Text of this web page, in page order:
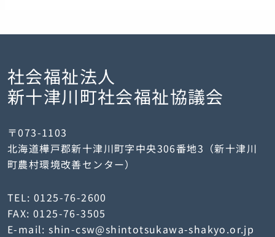
社会福祉法人
新十津川町社会福祉協議会
〒073-1103
北海道樺戸郡新十津川町字中央306番地3（新十津川
町農村環境改善センター）
TEL: 0125-76-2600
FAX: 0125-76-3505
E-mail: shin-csw@shintotsukawa-shakyo.or.jp